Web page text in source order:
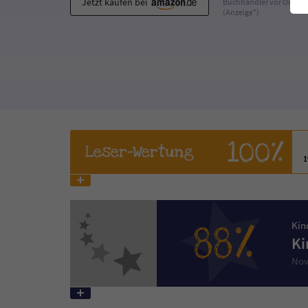
(Anzeige*)
Leser-Wertung 100%
88%